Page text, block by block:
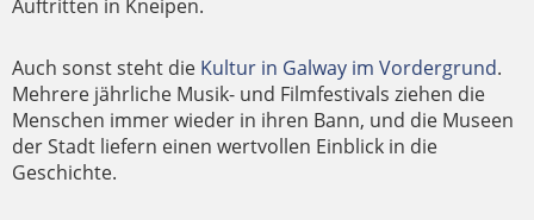
Auftritten in Kneipen.
Auch sonst steht die Kultur in Galway im Vordergrund.
Mehrere jährliche Musik- und Filmfestivals ziehen die
Menschen immer wieder in ihren Bann, und die Museen
der Stadt liefern einen wertvollen Einblick in die
Geschichte.